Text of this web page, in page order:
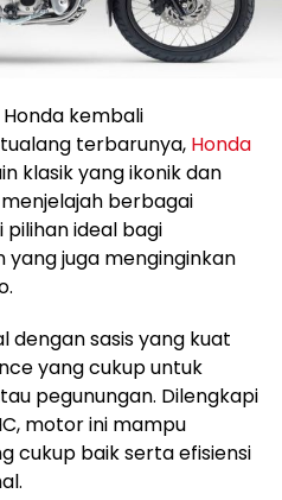
Honda kembali
terbarunya, Honda
klasik yang ikonik dan
berbagai
pilihan ideal bagi
juga menginginkan
dengan sasis yang kuat
yang cukup untuk
pegunungan. Dilengkapi
motor ini mampu
cukup baik serta efisiensi